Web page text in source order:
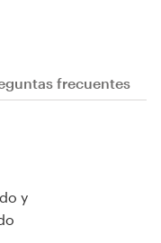
frecuentes
y